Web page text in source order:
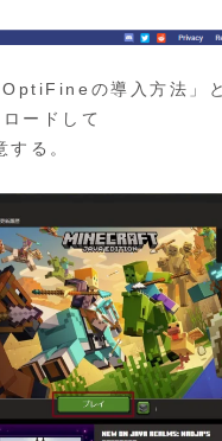
OptiFineの導入方法」
ードして
する。